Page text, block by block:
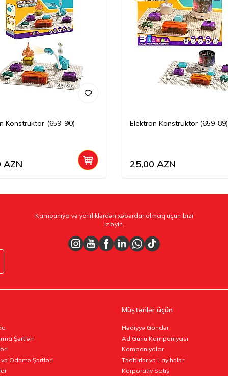
Konstruktor (659-90)
AZN
Elektron Konstruktor (659-89)
25,00 AZN
Kampaniya və yeniliklərdən xəbərdar olmaq üçün bizi
izləyin.
Şərtləri
və Ödəmə Şərtləri
Müştərilər üçün
Hədiyyə Göndər
Ad Günü Kampaniyası
Kampaniyalar
Tədbirlər və Layihələr
Korporativ Satış